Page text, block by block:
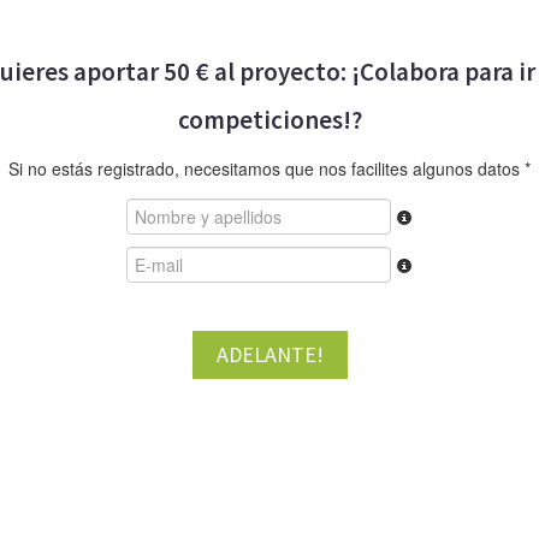
aportar 50 € al proyecto: ¡Colabora para
competiciones!?
Si no estás registrado, necesitamos que nos facilites algunos datos *